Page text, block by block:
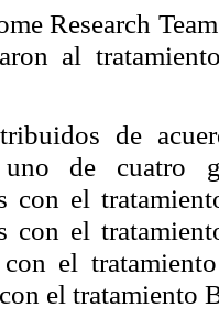
Research
al
de
de cuatro
con el
con el
el
el tratamiento